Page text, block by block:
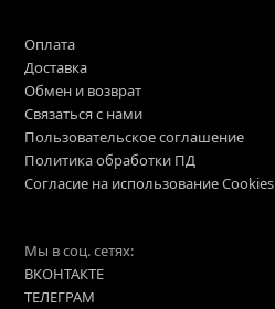
Оплата
Доставка
Обмен и возврат
Связаться с нами
Пользовательское соглашение
Политика обработки ПД
Согласие на использование Cookies
Мы в соц. сетях:
ВКОНТАКТЕ
ТЕЛЕГРАМ